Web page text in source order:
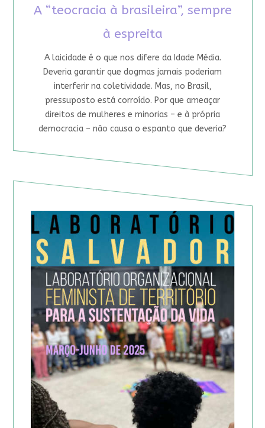
A “teocracia à brasileira”, sempre
à espreita
A laicidade é o que nos difere da Idade Média.
Deveria garantir que dogmas jamais poderiam
interferir na coletividade. Mas, no Brasil,
pressuposto está corroído. Por que ameaçar
direitos de mulheres e minorias – e à própria
democracia – não causa o espanto que deveria?